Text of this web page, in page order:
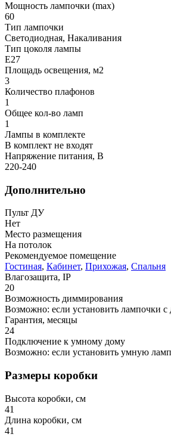
Мощность лампочки (max)
60
Тип лампочки
Светодиодная, Накаливания
Тип цоколя лампы
E27
Площадь освещения, м2
3
Количество плафонов
1
Общее кол-во ламп
1
Лампы в комплекте
В комплект не входят
Напряжение питания, В
220-240
Дополнительно
Пульт ДУ
Нет
Место размещения
На потолок
Рекомендуемое помещение
Гостиная, Кабинет, Прихожая, Спальня
Влагозащита, IP
20
Возможность диммирования
Возможно: если установить лампочки
Гарантия, месяцы
24
Подключение к умному дому
Возможно: если установить умную
Размеры коробки
Высота коробки, см
41
Длина коробки, см
41